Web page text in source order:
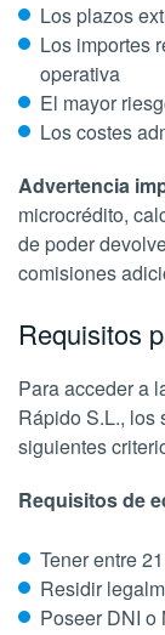
Los plazos
Los importes
operativa
El mayor
Los costes
Advertencia
microcrédito,
de poder
comisiones
Requisitos
Para acceder a
Rápido S.L., los
siguientes
Requisitos de
Tener entre
Residir
Poseer DNI o